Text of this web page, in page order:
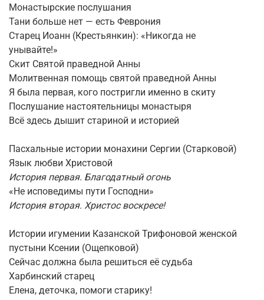
Монастырские послушания
Тани больше нет — есть Феврония
Старец Иоанн (Крестьянкин): «Никогда не
унывайте!»
Скит Святой праведной Анны
Молитвенная помощь святой праведной Анны
Я была первая, кого постригли именно в скиту
Послушание настоятельницы монастыря
Всё здесь дышит стариной и историей
Пасхальные истории монахини Сергии (Старковой)
Язык любви Христовой
История первая. Благодатный огонь
«Не исповедимы пути Господни»
История вторая. Христос воскресе!
Истории игумении Казанской Трифоновой женской
пустыни Ксении (Ощепковой)
Сейчас должна была решиться её судьба
Харбинский старец
Елена, деточка, помоги старику!